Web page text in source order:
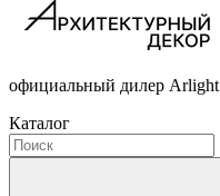
официальный дилер Arlight
Каталог